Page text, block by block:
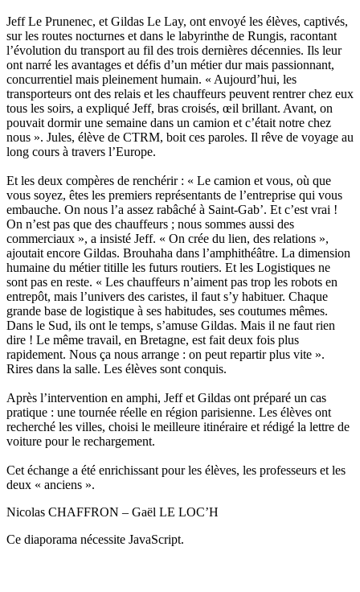
Jeff Le Prunenec, et Gildas Le Lay, ont envoyé les élèves, captivés,
sur les routes nocturnes et dans le labyrinthe de Rungis, racontant
l’évolution du transport au fil des trois dernières décennies. Ils leur
ont narré les avantages et défis d’un métier dur mais passionnant,
concurrentiel mais pleinement humain. « Aujourd’hui, les
transporteurs ont des relais et les chauffeurs peuvent rentrer chez eux
tous les soirs, a expliqué Jeff, bras croisés, œil brillant. Avant, on
pouvait dormir une semaine dans un camion et c’était notre chez
nous ». Jules, élève de CTRM, boit ces paroles. Il rêve de voyage au
long cours à travers l’Europe.
Et les deux compères de renchérir : « Le camion et vous, où que
vous soyez, êtes les premiers représentants de l’entreprise qui vous
embauche. On nous l’a assez rabâché à Saint-Gab’. Et c’est vrai !
On n’est pas que des chauffeurs ; nous sommes aussi des
commerciaux », a insisté Jeff. « On crée du lien, des relations »,
ajoutait encore Gildas. Brouhaha dans l’amphithéâtre. La dimension
humaine du métier titille les futurs routiers. Et les Logistiques ne
sont pas en reste. « Les chauffeurs n’aiment pas trop les robots en
entrepôt, mais l’univers des caristes, il faut s’y habituer. Chaque
grande base de logistique à ses habitudes, ses coutumes mêmes.
Dans le Sud, ils ont le temps, s’amuse Gildas. Mais il ne faut rien
dire ! Le même travail, en Bretagne, est fait deux fois plus
rapidement. Nous ça nous arrange : on peut repartir plus vite ».
Rires dans la salle. Les élèves sont conquis.
Après l’intervention en amphi, Jeff et Gildas ont préparé un cas
pratique : une tournée réelle en région parisienne. Les élèves ont
recherché les villes, choisi le meilleure itinéraire et rédigé la lettre de
voiture pour le rechargement.
Cet échange a été enrichissant pour les élèves, les professeurs et les
deux « anciens ».
Nicolas CHAFFRON – Gaël LE LOC’H
Ce diaporama nécessite JavaScript.